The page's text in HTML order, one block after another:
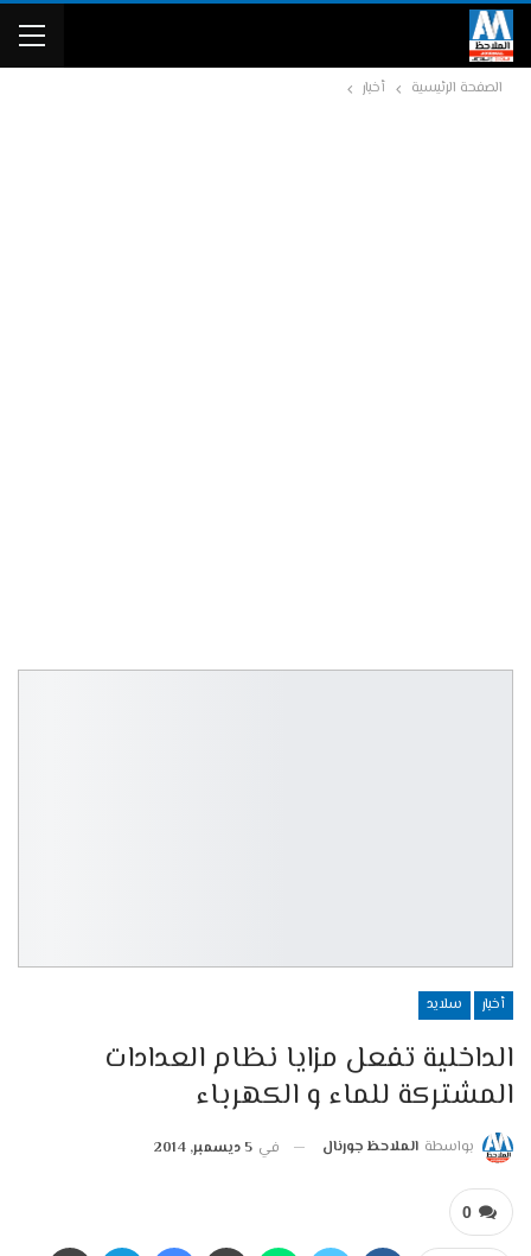
الصفحة الرئيسية أخبار
أخبار سلايد
الداخلية تفعل مزايا نظام العدادات
المشتركة للماء و الكهرباء
بواسطة الملاحظ جورنال في 5 ديسمبر, 2014
0